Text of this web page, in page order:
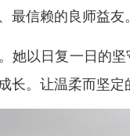
最信赖的良师益友。
她以日复一日的
长。让温柔而坚